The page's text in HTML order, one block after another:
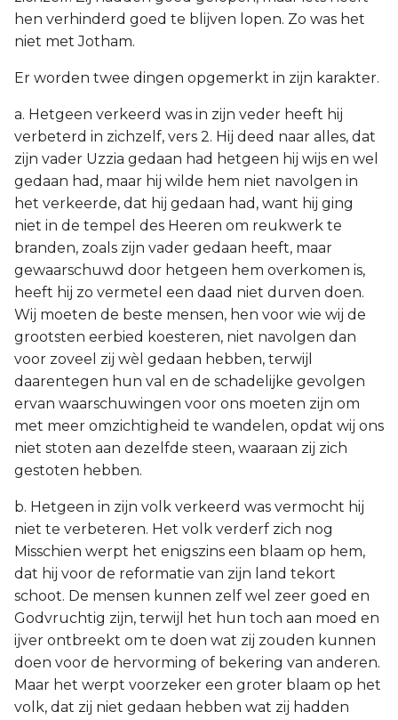
hen verhinderd goed te blijven lopen. Zo was het
niet met Jotham.
Er worden twee dingen opgemerkt in zijn karakter.
a. Hetgeen verkeerd was in zijn veder heeft hij
verbeterd in zichzelf, vers 2. Hij deed naar alles, dat
zijn vader Uzzia gedaan had hetgeen hij wijs en wel
gedaan had, maar hij wilde hem niet navolgen in
het verkeerde, dat hij gedaan had, want hij ging
niet in de tempel des Heeren om reukwerk te
branden, zoals zijn vader gedaan heeft, maar
gewaarschuwd door hetgeen hem overkomen is,
heeft hij zo vermetel een daad niet durven doen.
Wij moeten de beste mensen, hen voor wie wij de
grootsten eerbied koesteren, niet navolgen dan
voor zoveel zij wèl gedaan hebben, terwijl
daarentegen hun val en de schadelijke gevolgen
ervan waarschuwingen voor ons moeten zijn om
met meer omzichtigheid te wandelen, opdat wij ons
niet stoten aan dezelfde steen, waaraan zij zich
gestoten hebben.
b. Hetgeen in zijn volk verkeerd was vermocht hij
niet te verbeteren. Het volk verderf zich nog
Misschien werpt het enigszins een blaam op hem,
dat hij voor de reformatie van zijn land tekort
schoot. De mensen kunnen zelf wel zeer goed en
Godvruchtig zijn, terwijl het hun toch aan moed en
ijver ontbreekt om te doen wat zij zouden kunnen
doen voor de hervorming of bekering van anderen.
Maar het werpt voorzeker een groter blaam op het
volk, dat zij niet gedaan hebben wat zij hadden